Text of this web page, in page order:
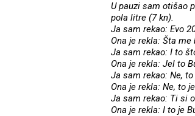
U pauzi sam otišao
pola litre (7 kn).
Ja sam rekao: Evo
Ona je rekla: Šta
Ja sam rekao: I to
Ona je rekla: Jel to
Ja sam rekao: Ne,
Ona je rekla: Ne, to
Ja sam rekao: Ti si
Ona je rekla: I to je